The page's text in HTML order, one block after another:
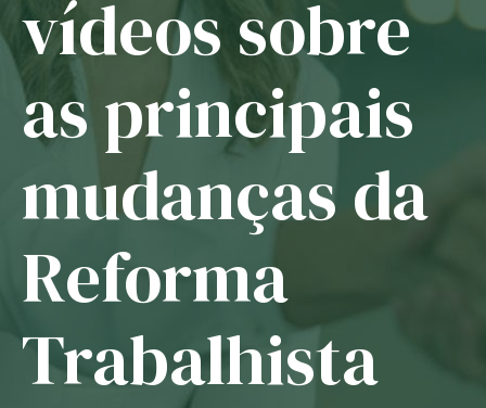
Convênios
Notícias
Associe-se
vídeos sobre
as principais
mudanças da
Reforma
Trabalhista